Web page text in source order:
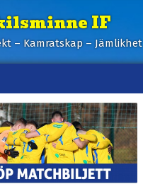
IF
– Kamratskap – Jämlikhet